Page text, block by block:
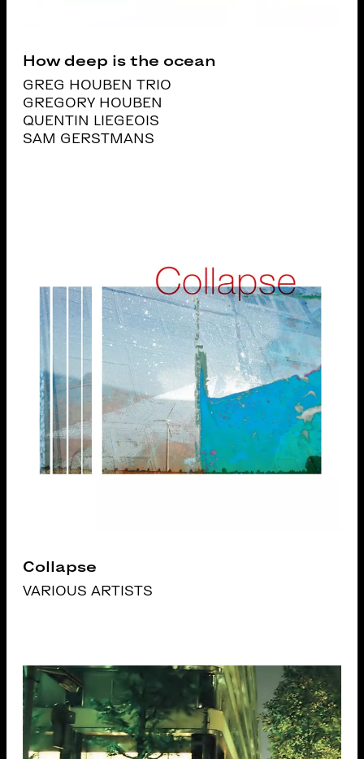
How deep is the ocean
GREG HOUBEN TRIO
GREGORY HOUBEN
QUENTIN LIEGEOIS
SAM GERSTMANS
Collapse
VARIOUS ARTISTS